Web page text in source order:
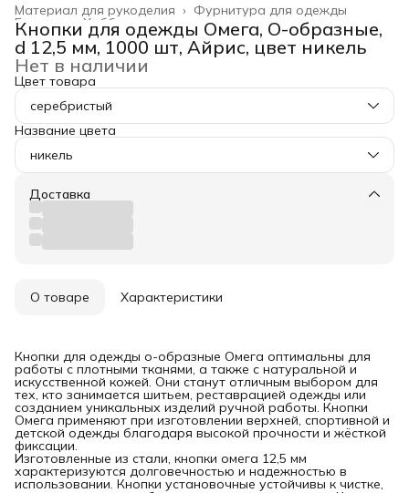
Фурнитура для одежды
Материал для рукоделия ›
Хобби и творчество ›
Главная ›
Кнопки для одежды Омега, O-образные,
d 12,5 мм, 1000 шт, Айрис, цвет никель
Нет в наличии
Цвет товара
серебристый
Название цвета
никель
Доставка
О товаре Характеристики
Кнопки для одежды о-образные Омега оптимальны для
работы с плотными тканями, а также с натуральной и
искусственной кожей. Они станут отличным выбором для
тех, кто занимается шитьем, реставрацией одежды или
созданием уникальных изделий ручной работы. Кнопки
Омега применяют при изготовлении верхней, спортивной и
детской одежды благодаря высокой прочности и жёсткой
фиксации.
Изготовленные из стали, кнопки омега 12,5 мм
характеризуются долговечностью и надежностью в
использовании. Кнопки установочные устойчивы к чистке,